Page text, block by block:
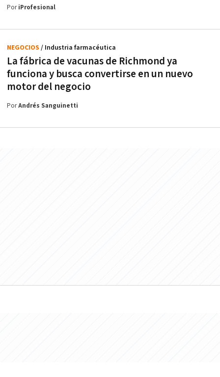
PoriProfesional
La fábrica de vacunas de Richmond ya
funciona y busca convertirse en un nuevo
motor del negocio
NEGOCIOS / Industria farmacéutica
PorAndrés Sanguinetti